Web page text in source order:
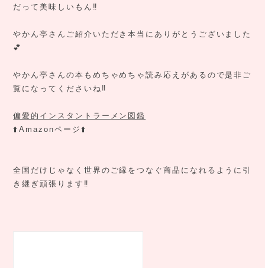
だって美味しいもん‼️
やかん亭さんご紹介いただき本当にありがとうございました
💕
やかん亭さんの本もめちゃめちゃ読み応えがあるので是非ご
覧になってくださいね‼️
偏愛的インスタントラーメン図鑑
⬆️Amazonページ⬆️
全国だけじゃなく世界のご縁をつなぐ商品になれるように引
き継ぎ頑張ります‼️